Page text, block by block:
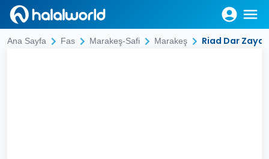
Ana Sayfa Fas Marakeş-Safi Marakeş Riad Dar Zaya